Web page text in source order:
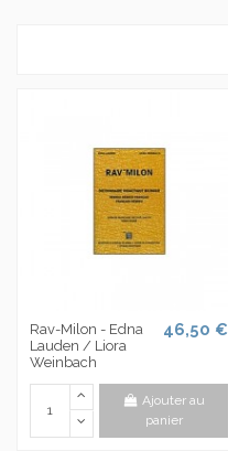
Rav-Milon - Edna
Lauden / Liora
Weinbach
46,50 €
Ajouter au
panier